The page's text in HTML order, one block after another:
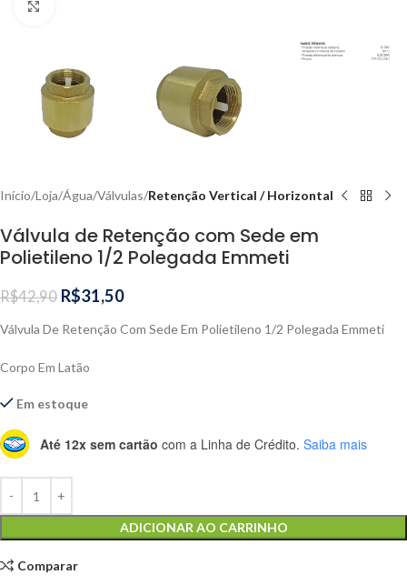
Início Loja Água Válvulas Retenção Vertical / Horizontal
Válvula de Retenção com Sede em
Polietileno 1/2 Polegada Emmeti
R$42,90 R$31,50
Válvula De Retenção Com Sede Em Polietileno 1/2 Polegada Emmeti
Corpo Em Latão
Em estoque
Até 12x sem cartão com a Linha de Crédito. Saiba mais
ADICIONAR AO CARRINHO
Comparar